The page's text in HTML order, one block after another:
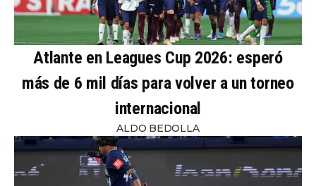
Atlante en Leagues Cup 2026: esperó
más de 6 mil días para volver a un torneo
internacional
ALDO BEDOLLA